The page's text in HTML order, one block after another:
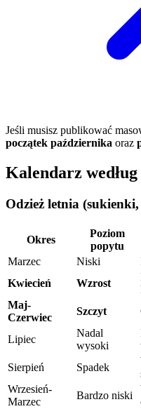
Jeśli musisz publikować
początek października oraz
Kalendarz
Odzież letnia
Okres
Poziom
popytu
Marzec
Niski
Kwiecień
Wzrost
Maj-
Czerwiec
Szczyt
Lipiec
Nadal
wysoki
Sierpień
Spadek
Wrzesień-
Marzec
Bardzo niski